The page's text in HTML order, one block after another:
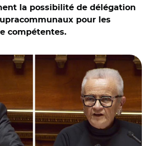
la possibilité de délégation
pour les
compétentes.
Jean-Michel Arnaud et Françoise